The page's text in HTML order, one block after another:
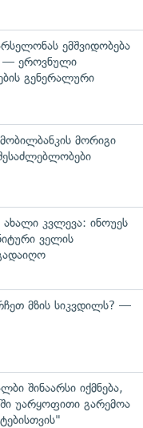
ემშვიდობება
— ეროვნული
გენერალური
მორიგი
კვლევა: ინოუეს
ველის
მზის სიკვდილს? —
შინაარსი იქმნება,
უარყოფითი გარემოა